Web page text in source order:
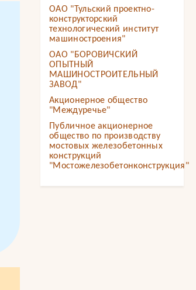
ОАО "Тульский проектно-
конструкторский
технологический институт
машиностроения"
ОАО "БОРОВИЧСКИЙ
ОПЫТНЫЙ
МАШИНОСТРОИТЕЛЬНЫЙ
ЗАВОД"
Акционерное общество
"Междуречье"
Публичное акционерное
общество по производству
мостовых железобетонных
конструкций
"Мостожелезобетонконструкция"